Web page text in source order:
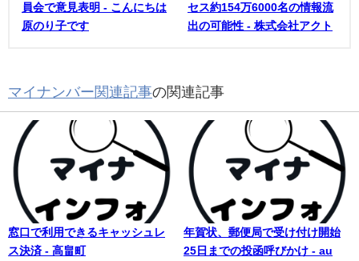
員会で意見表明 - こんにちは
原のり子です
セス約154万6000名の情報流
出の可能性 - 株式会社アクト
マイナンバー関連記事の関連記事
窓口で利用できるキャッシュレ
ス決済 - 高畠町
年賀状、郵便局で受け付け開始
25日までの投函呼びかけ - au